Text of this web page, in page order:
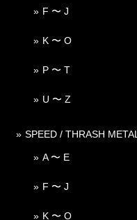
F 〜 J
K 〜 O
P 〜 T
U 〜 Z
SPEED / THRASH METAL
A 〜 E
F 〜 J
K 〜 O